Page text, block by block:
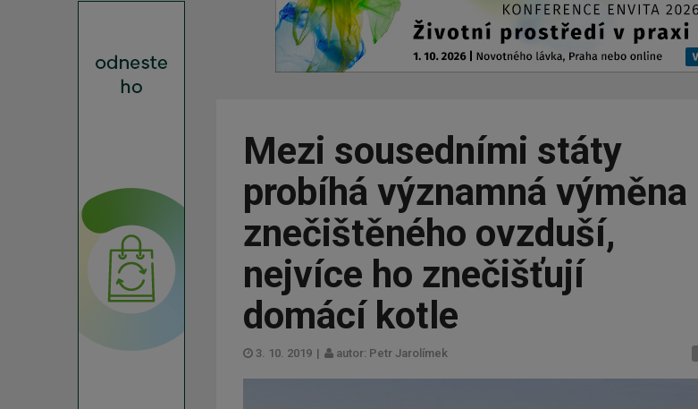
Mezi sousedními státy
probíhá významná výměna
znečištěného ovzduší,
nejvíce ho znečišťují
domácí kotle
3. 10. 2019 | autor: Petr Jarolímek